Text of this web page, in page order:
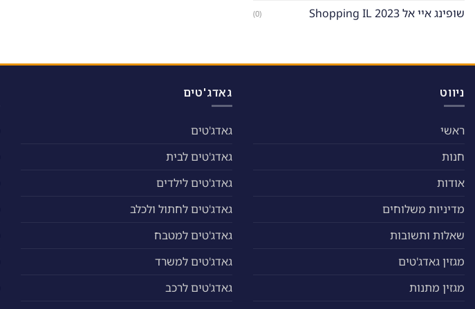
שופינג איי אל Shopping IL 2023 (0)
ניווט
ראשי
חנות
אודות
מדיניות משלוחים
שאלות ותשובות
מגזין גאדג'טים
מגזין מתנות
גאדג'טים
גאדג'טים
גאדג'טים לבית
גאדג'טים לילדים
גאדג'טים לחתול ולכלב
גאדג'טים למטבח
גאדג'טים למשרד
גאדג'טים לרכב